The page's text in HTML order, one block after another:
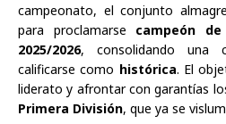
campeonato, el conjunto
para proclamarse campeón
2025/2026, consolidando una
calificarse como histórica. El
liderato y afrontar con garantías
Primera División, que ya se